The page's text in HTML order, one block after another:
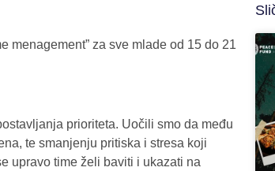
menagement” za sve mlade od 15 do 21
prioriteta. Uočili smo da među
te smanjenju pritiska i stresa koji
upravo time želi baviti i ukazati na